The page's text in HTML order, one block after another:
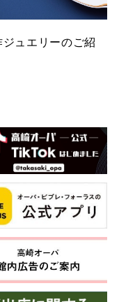
ュエリーのご紹